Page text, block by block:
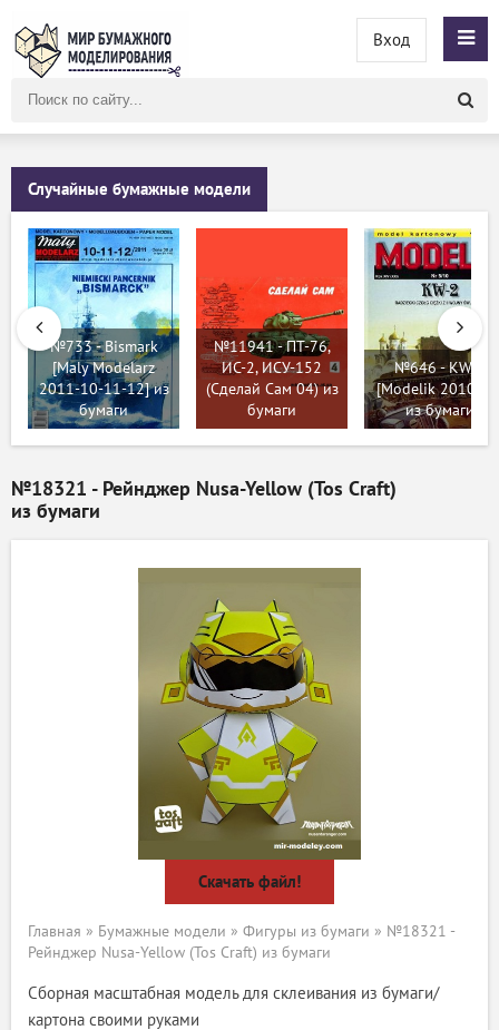
сайту
Вход
Случайные бумажные модели
№733 - Bismark
[Maly Modelarz
2011-10-11-12] из
бумаги
№11941 - ПТ-76,
ИС-2, ИСУ-152
(Сделай Сам 04) из
бумаги
№646 - KW-2
[Modelik 2010-
из бумаги
№18321 - Рейнджер Nusa-Yellow (Tos Craft)
из бумаги
Скачать файл!
Главная » Бумажные модели » Фигуры из бумаги » №18321 -
Рейнджер Nusa-Yellow (Tos Craft) из бумаги
Сборная масштабная модель для склеивания из бумаги/
картона своими руками